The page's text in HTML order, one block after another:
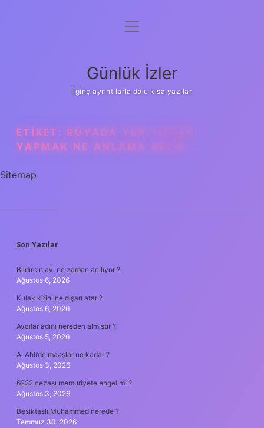
Anasayfa
Yasal Uyarı
menüyü
Günlük İzler
İlginç ayrıntılarla dolu kısa yazılar.
ETIKET: RÜYADA YER YATAĞI
YAPMAK NE ANLAMA GELIR
Sitemap
SIDEBAR
Son Yazılar
Bıldırcın avı ne zaman açılıyor ?
Ağustos 6, 2026
Kulak kirini ne dışarı atar ?
Ağustos 6, 2026
Avcılar adını nereden almıştır ?
Ağustos 5, 2026
Al Ahli’de maaşlar ne kadar ?
Ağustos 3, 2026
6222 cezası memuriyete engel mi ?
Ağustos 3, 2026
Besiktaslı Muhammed nerede ?
Temmuz 30, 2026